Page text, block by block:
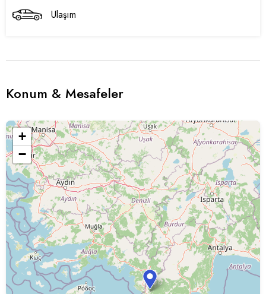
Ulaşım
Konum & Mesafeler
+
−